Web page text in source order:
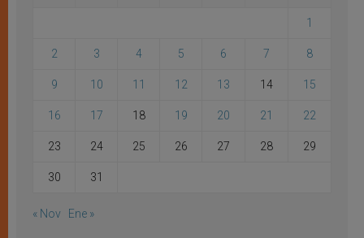
1
2 3 4 5 6 7 8
9 10 11 12 13 14 15
16 17 18 19 20 21 22
23 24 25 26 27 28 29
30 31
« Nov Ene »